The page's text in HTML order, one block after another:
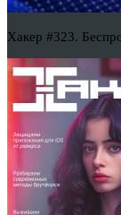
Хакер #323.